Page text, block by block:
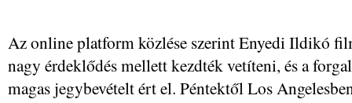
Az online platform közlése szerint Enyedi Ildikó
nagy érdeklődés mellett kezdték vetíteni, és a
magas jegybevételt ért el. Péntektől Los